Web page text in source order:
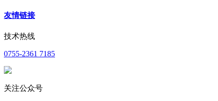
友情链接
技术热线
0755-2361 7185
关注公众号